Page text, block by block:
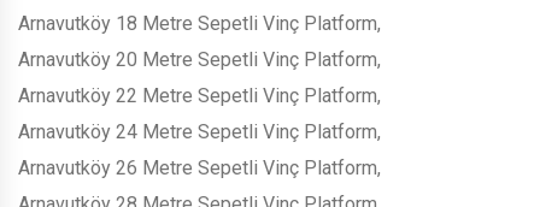
Arnavutköy 18 Metre Sepetli Vinç Platform,
Arnavutköy 20 Metre Sepetli Vinç Platform,
Arnavutköy 22 Metre Sepetli Vinç Platform,
Arnavutköy 24 Metre Sepetli Vinç Platform,
Arnavutköy 26 Metre Sepetli Vinç Platform,